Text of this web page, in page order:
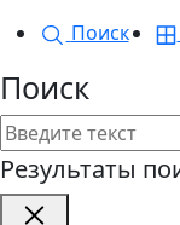
Поиск
Поиск
Результаты